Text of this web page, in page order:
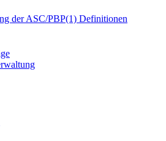
der ASC/PBP(1) Definitionen